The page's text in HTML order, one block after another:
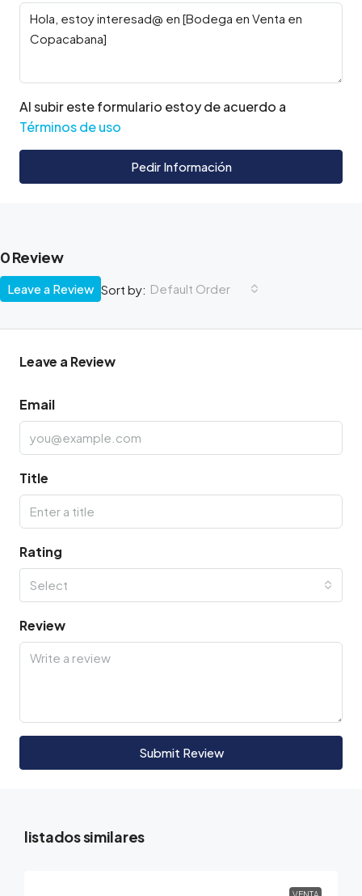
Al subir este formulario estoy de acuerdo a
Términos de uso
Pedir Información
0 Review
Sort by: Default Order
Leave a Review
Leave a Review
Email
Title
Rating
Select
Review
Submit Review
listados similares